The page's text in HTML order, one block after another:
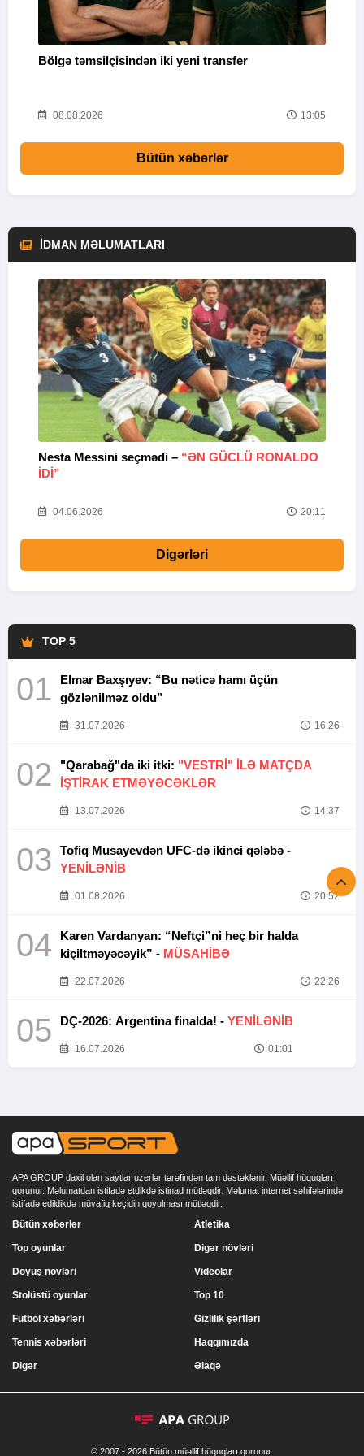
Bölgə təmsilçisindən iki yeni transfer
08.08.2026 13:05
Bütün xəbərlər
İDMAN MƏLUMATLARI
Nesta Messini seçmədi – “ƏN GÜCLÜ RONALDO
IDI”
04.06.2026 20:11
Digərləri
TOP 5
01
Elmar Baxşıyev: “Bu nəticə hamı üçün
gözlənilməz oldu”
31.07.2026 16:26
02 "Qarabağ"da iki itki: "VESTRİ" İLƏ MATÇDA
İŞTİRAK ETMƏYƏCƏKLƏR
13.07.2026 14:37
03
Tofiq Musayevdən UFC-də ikinci qələbə -
YENİLƏNİB
01.08.2026 20:52
04
Karen Vardanyan: “Neftçi”ni heç bir halda
kiçiltməyəcəyik” - MÜSAHİBƏ
22.07.2026 22:26
05 DÇ-2026: Argentina finalda! - YENİLƏNİB
16.07.2026 01:01
APA GROUP daxil olan saytlar uzerlər tərəfindən tam dəstəklənir. Müəllif hüquqları
qorunur. Məlumatdan istifadə etdikdə istinad mütləqdir. Məlumat internet səhifələrində
istifadə edildikdə müvafiq keçidin qoyulması mütləqdir.
Bütün xəbərlər
Top oyunlar
Döyüş növləri
Stolüstü oyunlar
Atletika
Digər növləri
Videolar
Top 10
Futbol xəbərləri
Tennis xəbərləri
Digər
Gizlilik şərtləri
Haqqımızda
Əlaqə
© 2007 - 2026 Bütün müəllif hüquqları qorunur.